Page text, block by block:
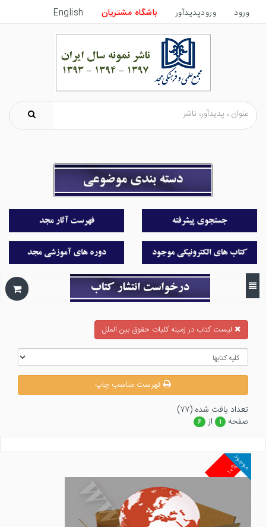
ورود ورودپدیدآور باشگاه مشتریان English
ليست كتاب در زمينه كليات حقوق بين الملل
فهرست مناسب چاپ
تعداد يافت شده (۷۷)
صفحه
۱ از ۶
۱۰%
موجود